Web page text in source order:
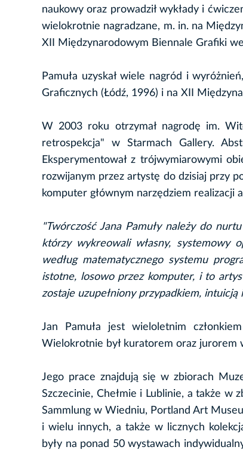
naukowy oraz prowadził wykłady i
wielokrotnie nagradzane, m. in. na
XII Międzynarodowym Biennale Grafiki
Pamuła uzyskał wiele nagród i
Graficznych (Łódź, 1996) i na XII
W 2003 roku otrzymał nagrodę im.
retrospekcja" w Starmach Gallery.
Eksperymentował z trójwymiarowymi
rozwijanym przez artystę do dzisiaj przy
komputer głównym narzędziem
"Twórczość Jana Pamuły należy do
którzy wykreowali własny, systemowy
według matematycznego systemu
istotne, losowo przez komputer, i to
zostaje uzupełniony przypadkiem, intuicją
Jan Pamuła jest wieloletnim
Wielokrotnie był kuratorem oraz jurorem
Jego prace znajdują się w zbiorach
Szczecinie, Chełmie i Lublinie, a także
Sammlung w Wiedniu, Portland Art
i wielu innych, a także w licznych
były na ponad 50 wystawach